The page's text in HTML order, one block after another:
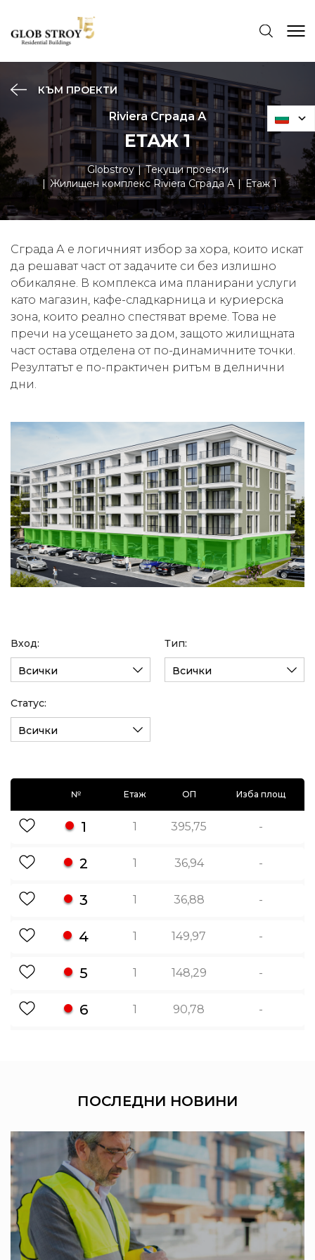
КЪМ ПРОЕКТИ
Riviera Сграда А
ЕТАЖ 1
Globstroy
Текущи проекти
Жилищен комплекс Riviera Сграда А
Етаж 1
Сграда А е логичният избор за хора, които искат
да решават част от задачите си без излишно
обикаляне. В комплекса има планирани услуги
като магазин, кафе-сладкарница и куриерска
зона, които реално спестяват време. Това не
пречи на усещането за дом, защото жилищната
част остава отделена от по-динамичните точки.
Резултатът е по-практичен ритъм в делнични
дни.
Вход:
Всички
Тип:
Всички
Статус:
Всички
№ Етаж ОП Изба площ
1 1 395,75 -
2 1 36,94 -
3 1 36,88 -
4 1 149,97 -
5 1 148,29 -
6 1 90,78 -
ПОСЛЕДНИ НОВИНИ